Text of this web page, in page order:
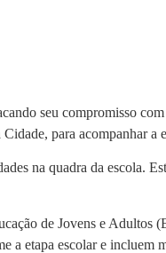
seu compromisso
para acompanhar a
na quadra da escola.
de Jovens e Adultos
a etapa escolar e incluem